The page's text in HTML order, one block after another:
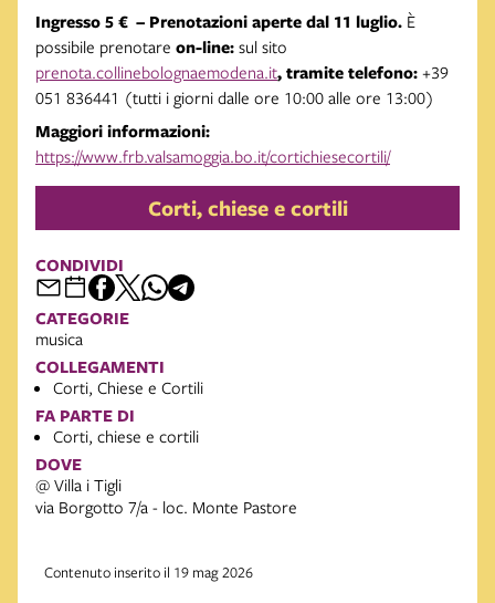
Ingresso 5 € – Prenotazioni aperte dal 11 luglio. È
possibile prenotare on-line: sul sito
prenota.collinebolognaemodena.it, tramite telefono: +39
051 836441 (tutti i giorni dalle ore 10:00 alle ore 13:00)
Maggiori informazioni:
https://www.frb.valsamoggia.bo.it/cortichiesecortili/
Corti, chiese e cortili
CONDIVIDI
CATEGORIE
musica
COLLEGAMENTI
Corti, Chiese e Cortili
FA PARTE DI
Corti, chiese e cortili
DOVE
@ Villa i Tigli
via Borgotto 7/a - loc. Monte Pastore
Contenuto inserito il 19 mag 2026